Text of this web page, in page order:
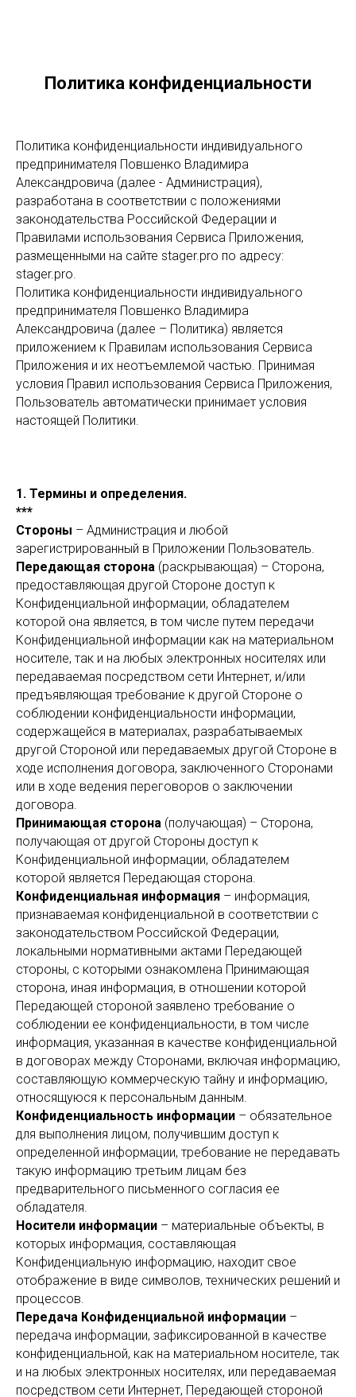
Политика конфиденциальности
Политика конфиденциальности индивидуального
предпринимателя Повшенко Владимира
Александровича (далее - Администрация),
разработана в соответствии с положениями
законодательства Российской Федерации и
Правилами использования Сервиса Приложения,
размещенными на сайте stager.pro по адресу:
stager.pro.
Политика конфиденциальности индивидуального
предпринимателя Повшенко Владимира
Александровича (далее – Политика) является
приложением к Правилам использования Сервиса
Приложения и их неотъемлемой частью. Принимая
условия Правил использования Сервиса Приложения,
Пользователь автоматически принимает условия
настоящей Политики.
1. Термины и определения.
***
Стороны – Администрация и любой
зарегистрированный в Приложении Пользователь.
Передающая сторона (раскрывающая) – Сторона,
предоставляющая другой Стороне доступ к
Конфиденциальной информации, обладателем
которой она является, в том числе путем передачи
Конфиденциальной информации как на материальном
носителе, так и на любых электронных носителях или
передаваемая посредством сети Интернет, и/или
предъявляющая требование к другой Стороне о
соблюдении конфиденциальности информации,
содержащейся в материалах, разрабатываемых
другой Стороной или передаваемых другой Стороне в
ходе исполнения договора, заключенного Сторонами
или в ходе ведения переговоров о заключении
договора.
Принимающая сторона (получающая) – Сторона,
получающая от другой Стороны доступ к
Конфиденциальной информации, обладателем
которой является Передающая сторона.
Конфиденциальная информация – информация,
признаваемая конфиденциальной в соответствии с
законодательством Российской Федерации,
локальными нормативными актами Передающей
стороны, с которыми ознакомлена Принимающая
сторона, иная информация, в отношении которой
Передающей стороной заявлено требование о
соблюдении ее конфиденциальности, в том числе
информация, указанная в качестве конфиденциальной
в договорах между Сторонами, включая информацию,
составляющую коммерческую тайну и информацию,
относящуюся к персональным данным.
Конфиденциальность информации – обязательное
для выполнения лицом, получившим доступ к
определенной информации, требование не передавать
такую информацию третьим лицам без
предварительного письменного согласия ее
обладателя.
Носители информации – материальные объекты, в
которых информация, составляющая
Конфиденциальную информацию, находит свое
отображение в виде символов, технических решений и
процессов.
Передача Конфиденциальной информации –
передача информации, зафиксированной в качестве
конфиденциальной, как на материальном носителе, так
и на любых электронных носителях, или передаваемая
посредством сети Интернет, Передающей стороной